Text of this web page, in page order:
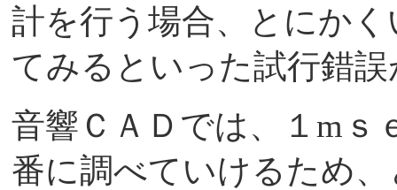
計を行う場合、とにか
てみるといった試行錯
音響ＣＡＤでは、１mｓ
番に調べていけるため